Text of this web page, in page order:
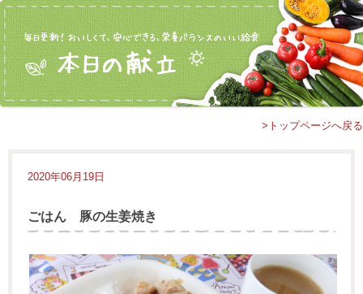
>トップページへ戻る
2020年06月19日
ごはん 豚の生姜焼き